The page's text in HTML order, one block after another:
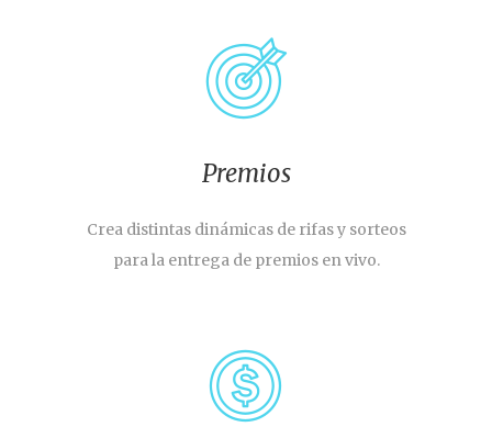
Premios
Crea distintas dinámicas de rifas y sorteos
para la entrega de premios en vivo.